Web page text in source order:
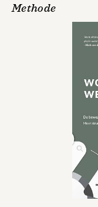
Methode